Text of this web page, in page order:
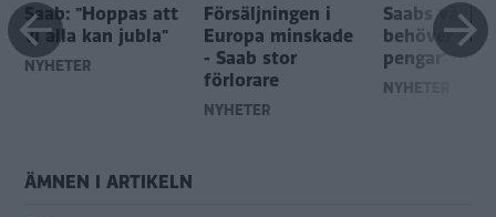
Saab: "Hoppas att
vi alla kan jubla"
NYHETER
Försäljningen i
Europa minskade
- Saab stor
förlorare
NYHETER
Saabs
behöver
pengar"
NYHETER
ÄMNEN I ARTIKELN